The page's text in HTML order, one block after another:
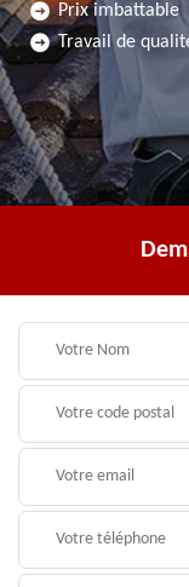
Prix imbattable
Travail de